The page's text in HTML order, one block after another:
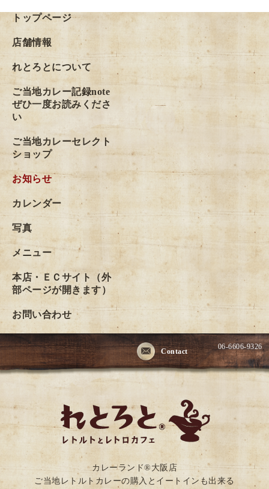
トップページ
店舗情報
れとろとについて
ご当地カレー記録note
ぜひ一度お読みくださ
い
ご当地カレーセレクト
ショップ
お知らせ
カレンダー
写真
メニュー
本店・ＥＣサイト（外
部ページが開きます）
お問い合わせ
06-6606-9326
Contact
カレーランド®大阪店
ご当地レトルトカレーの購入とイートインも出来る